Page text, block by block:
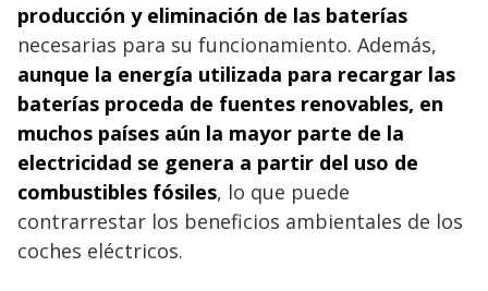
producción y eliminación de las baterías
necesarias para su funcionamiento. Además,
aunque la energía utilizada para recargar las
baterías proceda de fuentes renovables, en
muchos países aún la mayor parte de la
electricidad se genera a partir del uso de
combustibles fósiles, lo que puede
contrarrestar los beneficios ambientales de los
coches eléctricos.